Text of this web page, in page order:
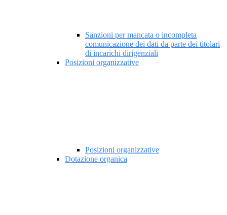
Sanzioni per mancata o incompleta
comunicazione dei dati da parte dei titolari
di incarichi dirigenziali
Posizioni organizzative
Posizioni organizzative
Dotazione organica